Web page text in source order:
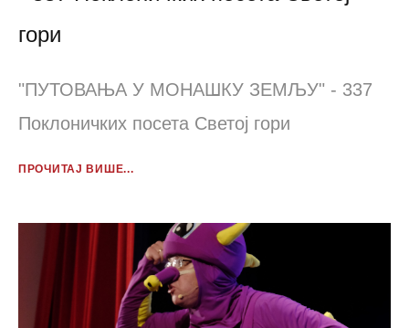
гори
"ПУТОВАЊА У МОНАШКУ ЗЕМЉУ" - 337
Поклоничких посета Светој гори
ПРОЧИТАЈ ВИШЕ...